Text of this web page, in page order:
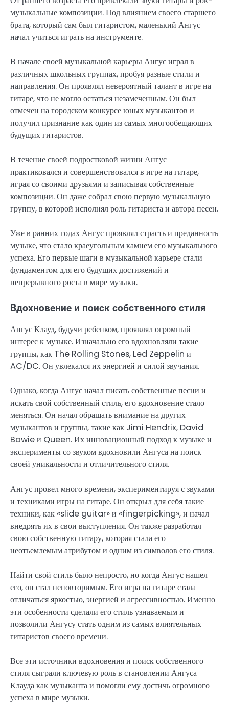
музыкальные композиции. Под влиянием своего старшего
брата, который сам был гитаристом, маленький Ангус
начал учиться играть на инструменте.
В начале своей музыкальной карьеры Ангус играл в
различных школьных группах, пробуя разные стили и
направления. Он проявлял невероятный талант в игре на
гитаре, что не могло остаться незамеченным. Он был
отмечен на городском конкурсе юных музыкантов и
получил признание как один из самых многообещающих
будущих гитаристов.
В течение своей подростковой жизни Ангус
практиковался и совершенствовался в игре на гитаре,
играя со своими друзьями и записывая собственные
композиции. Он даже собрал свою первую музыкальную
группу, в которой исполнял роль гитариста и автора песен.
Уже в ранних годах Ангус проявлял страсть и преданность
музыке, что стало краеугольным камнем его музыкального
успеха. Его первые шаги в музыкальной карьере стали
фундаментом для его будущих достижений и
непрерывного роста в мире музыки.
Вдохновение и поиск собственного стиля
Ангус Клауд, будучи ребенком, проявлял огромный
интерес к музыке. Изначально его вдохновляли такие
группы, как The Rolling Stones, Led Zeppelin и
AC/DC. Он увлекался их энергией и силой звучания.
Однако, когда Ангус начал писать собственные песни и
искать свой собственный стиль, его вдохновение стало
меняться. Он начал обращать внимание на других
музыкантов и группы, такие как Jimi Hendrix, David
Bowie и Queen. Их инновационный подход к музыке и
эксперименты со звуком вдохновили Ангуса на поиск
своей уникальности и отличительного стиля.
Ангус провел много времени, экспериментируя с звуками
и техниками игры на гитаре. Он открыл для себя такие
техники, как «slide guitar» и «fingerpicking», и начал
внедрять их в свои выступления. Он также разработал
свою собственную гитару, которая стала его
неотъемлемым атрибутом и одним из символов его стиля.
Найти свой стиль было непросто, но когда Ангус нашел
его, он стал неповторимым. Его игра на гитаре стала
отличаться яркостью, энергией и агрессивностью. Именно
эти особенности сделали его стиль узнаваемым и
позволили Ангусу стать одним из самых влиятельных
гитаристов своего времени.
Все эти источники вдохновения и поиск собственного
стиля сыграли ключевую роль в становлении Ангуса
Клауда как музыканта и помогли ему достичь огромного
успеха в мире музыки.